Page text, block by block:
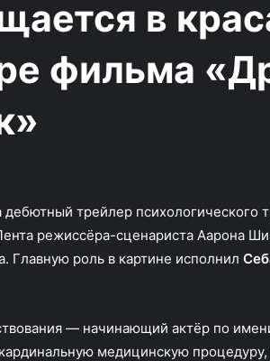
в
фильма
дебютный трейлер психологического
режиссёра-сценариста Аарона
Главную роль в картине исполнил
— начинающий актёр по
медицинскую
в
отрывке
«Властелина
Войны
Героиня вызывает на бой
бывшего жениха в первом
отрывке «Властелина
Войны рохирримов»